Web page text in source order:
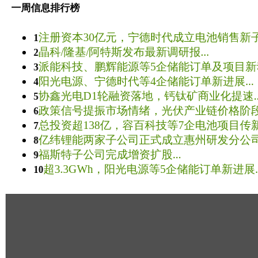
一周信息排行榜
1注册资本30亿元，宁德时代成立电池销售新
2晶科/隆基/阿特斯发布最新调研报...
3派能科技、鹏辉能源等5企储能订单及项目新
4阳光电源、宁德时代等4企储能订单新进展...
5协鑫光电D1轮融资落地，钙钛矿商业化提速
6政策信号提振市场情绪，光伏产业链价格阶
7总投资超138亿，容百科技等7企电池项目传
8亿纬锂能两家子公司正式成立惠州研发分公
9福斯特子公司完成增资扩股...
10超3.3GWh，阳光电源等5企储能订单新进展